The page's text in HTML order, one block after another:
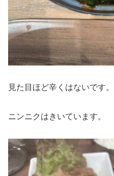
見た目ほど辛くはないです。
ニンニクはきいています。